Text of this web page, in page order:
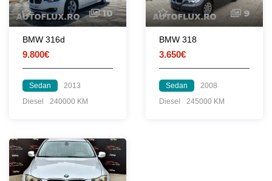
10
BMW 316d
9.800€
Sedan
2013
Diesel
240000 KM
9
BMW 318
3.650€
Sedan
2008
Diesel
245000 KM